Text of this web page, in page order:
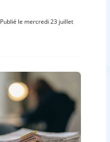
Publié le mercredi 23 juillet